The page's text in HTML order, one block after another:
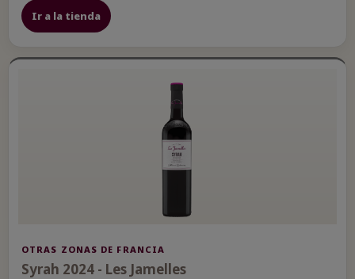
Ir a la tienda
OTRAS ZONAS DE FRANCIA
Syrah 2024 - Les Jamelles